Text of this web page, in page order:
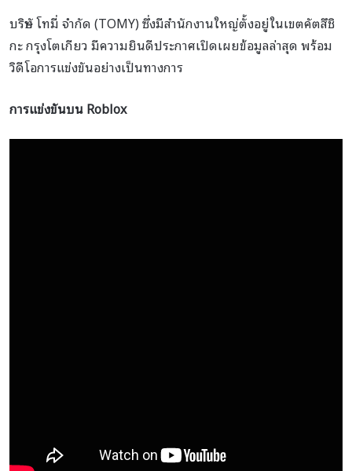
บริษัท โทมี่ จำกัด (TOMY) ซึ่งมีสำนักงานใหญ่ตั้งอยู่ในเขตคัตสึชิ
กะ กรุงโตเกียว มีความยินดีประกาศเปิดเผยข้อมูลล่าสุด พร้อม
วิดีโอการแข่งขันอย่างเป็นทางการ
การแข่งขันบน Roblox